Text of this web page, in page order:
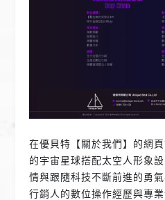
在優貝特【關於我們】的網
的宇宙星球搭配太空人形象
情與跟隨科技不斷前進的勇
行銷人的數位操作經歷與專